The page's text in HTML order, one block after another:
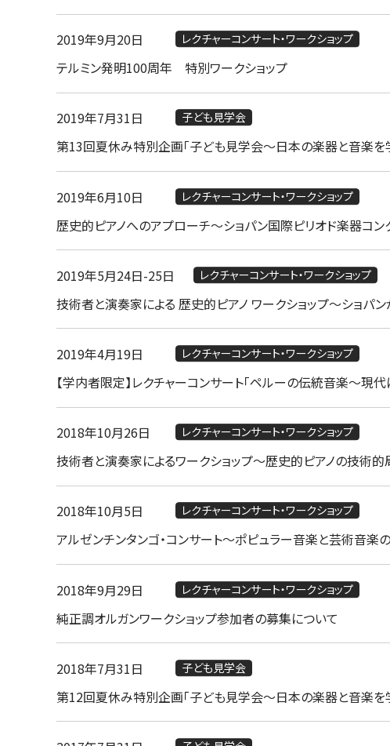
2019年9月20日 レクチャーコンサート・ワークショップ
テルミン発明100周年 特別ワークショップ
2019年7月31日 子ども見学会
第13回夏休み特別企画「子ども見学会～日本の楽器と音楽を
2019年6月10日 レクチャーコンサート・ワークショップ
歴史的ピアノへのアプローチ～ショパン国際ピリオド楽器コ
2019年5月24日-25日 レクチャーコンサート・ワークショップ
技術者と演奏家による 歴史的ピアノ ワークショップ～ショパ
2019年4月19日 レクチャーコンサート・ワークショップ
【学内者限定】レクチャーコンサート「ペルーの伝統音楽～現
2018年10月26日 レクチャーコンサート・ワークショップ
技術者と演奏家によるワークショップ～歴史的ピアノの技術
2018年10月5日 レクチャーコンサート・ワークショップ
アルゼンチンタンゴ・コンサート～ポピュラー音楽と芸術音楽
2018年9月29日 レクチャーコンサート・ワークショップ
純正調オルガンワークショップ参加者の募集について
2018年7月31日 子ども見学会
第12回夏休み特別企画「子ども見学会～日本の楽器と音楽を